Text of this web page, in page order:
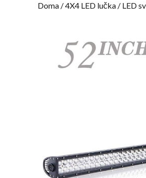
Doma /4X4 LED lučka / LED